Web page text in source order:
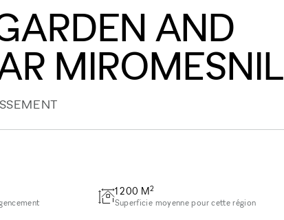
AND
MIROMESNIL
1 200 M2
Superficie moyenne pour cette région